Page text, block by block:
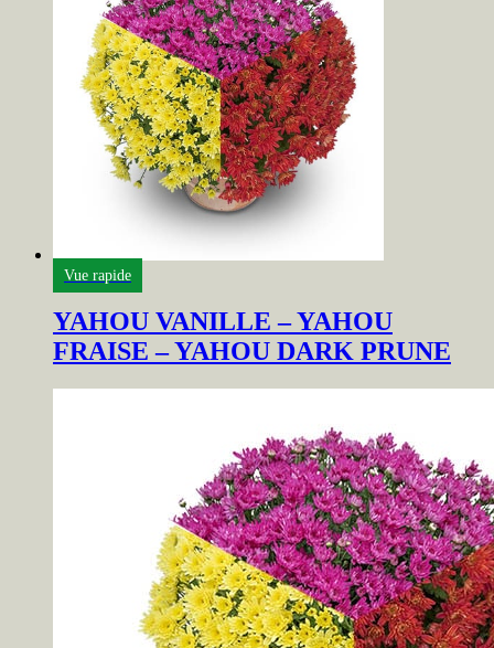
Vue rapide
YAHOU VANILLE – YAHOU
FRAISE – YAHOU DARK PRUNE